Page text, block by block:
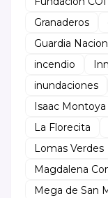
Granaderos
Guardia
incendio
inundaciones
Isaac Montoya
La Florecita
Lomas Verdes
Magdalena
Mega de San